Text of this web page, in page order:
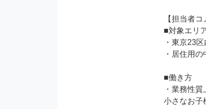
【担当者コ
■対象エリ
・東京23
・居住用
■働き方
・業務性
小さなお子